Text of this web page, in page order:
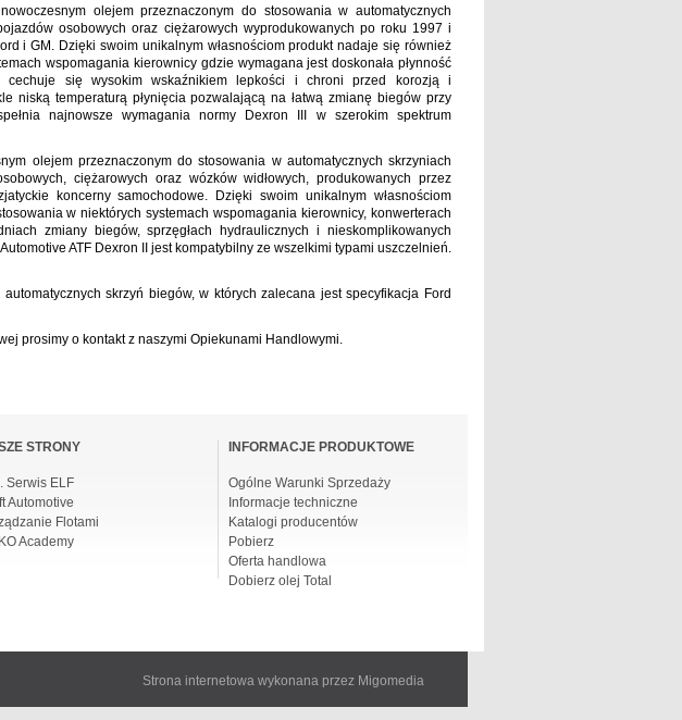
olejem przeznaczonym do stosowania w automatycznych
osobowych oraz ciężarowych wyprodukowanych po roku 1997 i
i GM. Dzięki swoim unikalnym własnościom produkt nadaje się również
wspomagania kierownicy gdzie wymagana jest doskonała płynność
cechuje się wysokim wskaźnikiem lepkości i chroni przed korozją i
niską temperaturą płynięcia pozwalającą na łatwą zmianę biegów przy
najnowsze wymagania normy Dexron III w szerokim spektrum
olejem przeznaczonym do stosowania w automatycznych skrzyniach
ciężarowych oraz wózków widłowych, produkowanych przez
koncerny samochodowe. Dzięki swoim unikalnym własnościom
w niektórych systemach wspomagania kierownicy, konwerterach
zmiany biegów, sprzęgłach hydraulicznych i nieskomplikowanych
ATF Dexron II jest kompatybilny ze wszelkimi typami uszczelnień.
skrzyń biegów, w których zalecana jest specyfikacja Ford
prosimy o kontakt z naszymi Opiekunami Handlowymi.
STRONY
Serwis ELF
Automotive
Flotami
Academy
INFORMACJE PRODUKTOWE
Ogólne Warunki Sprzedaży
Informacje techniczne
Katalogi producentów
Pobierz
Oferta handlowa
Dobierz olej Total
Strona internetowa wykonana przez Migomedia